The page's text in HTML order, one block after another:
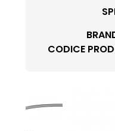
CODICE